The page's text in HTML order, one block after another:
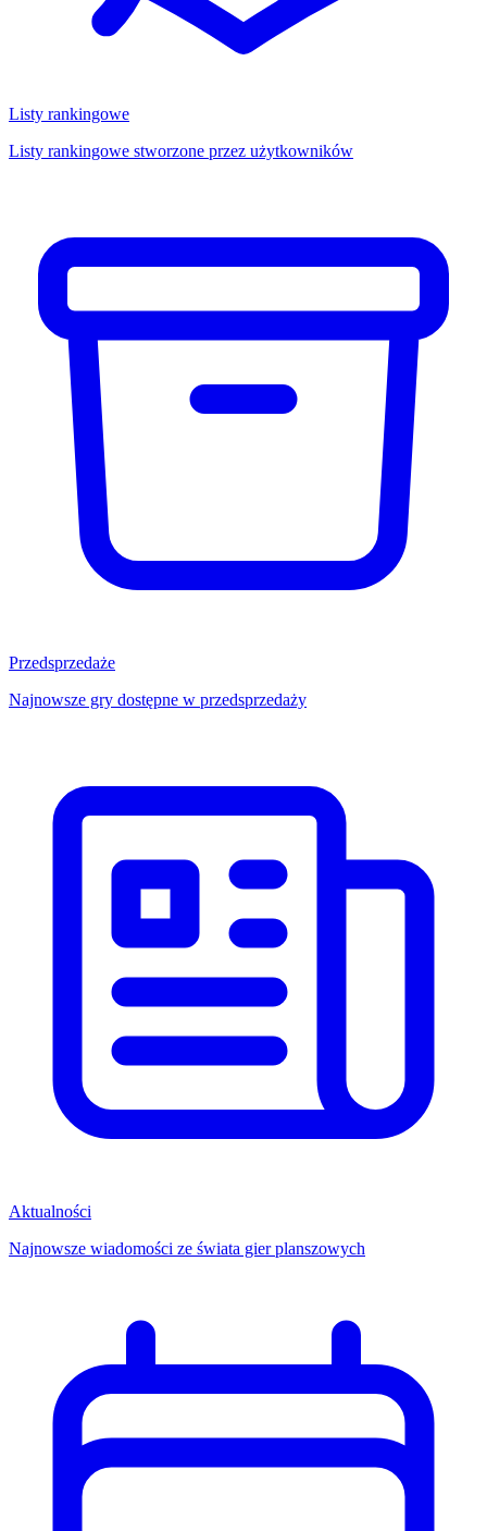
Listy rankingowe
Listy rankingowe stworzone przez użytkowników
Przedsprzedaże
Najnowsze gry dostępne w przedsprzedaży
Aktualności
Najnowsze wiadomości ze świata gier planszowych